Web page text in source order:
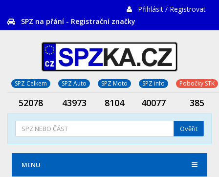
Přihlásit / Registrovat
SPZ na přání - Registrační značky
SPZ Celkem SPZ Auto SPZ Moto SPZ info Pobočky STK
52078 43973 8104 40077 385
Ověřit
MENU